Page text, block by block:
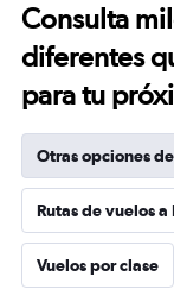
Consulta
diferentes
para tu
Otras opciones
Rutas de vuelos
Vuelos por clase